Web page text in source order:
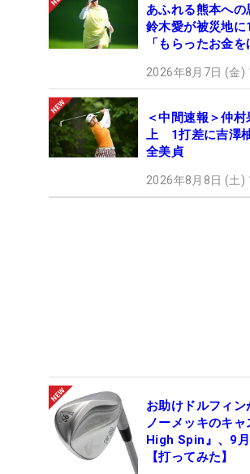
あふれる熊本へ
鈴木愛が被災地
「もらったお金を
2026年8月7日 (金)
＜中間速報＞仲
上 1打差に吉澤柚
全美貞
2026年8月8日 (土)
お助けドルフィン
ノーメッキのキ
High Spin』、9
【打ってみた】